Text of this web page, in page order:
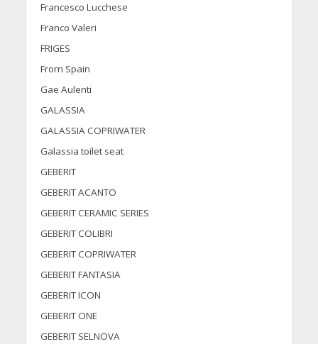
Francesco Lucchese
Franco Valeri
FRIGES
From Spain
Gae Aulenti
GALASSIA
GALASSIA COPRIWATER
Galassia toilet seat
GEBERIT
GEBERIT ACANTO
GEBERIT CERAMIC SERIES
GEBERIT COLIBRI
GEBERIT COPRIWATER
GEBERIT FANTASIA
GEBERIT ICON
GEBERIT ONE
GEBERIT SELNOVA